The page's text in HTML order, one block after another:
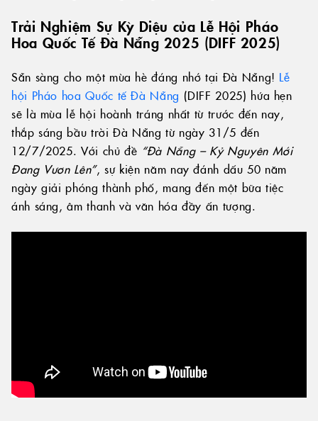
Trải Nghiệm Sự Kỳ Diệu của Lễ Hội Pháo
Hoa Quốc Tế Đà Nẵng 2025 (DIFF 2025)
Sẵn sàng cho một mùa hè đáng nhớ tại Đà Nẵng! Lễ
hội Pháo hoa Quốc tế Đà Nẵng (DIFF 2025) hứa hẹn
sẽ là mùa lễ hội hoành tráng nhất từ trước đến nay,
thắp sáng bầu trời Đà Nẵng từ ngày 31/5 đến
12/7/2025. Với chủ đề “Đà Nẵng – Kỷ Nguyên Mới
Đang Vươn Lên”, sự kiện năm nay đánh dấu 50 năm
ngày giải phóng thành phố, mang đến một bữa tiệc
ánh sáng, âm thanh và văn hóa đầy ấn tượng.